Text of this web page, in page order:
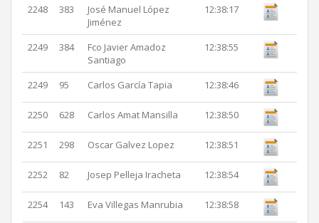
2248 383
José Manuel López
Jiménez
12:38:17
2249 384
Fco Javier Amadoz
Santiago
12:38:55
2249 95 Carlos García Tapia 12:38:46
2250 628 Carlos Amat Mansilla 12:38:50
2251 298 Oscar Galvez Lopez 12:38:51
2252 82 Josep Pelleja Iracheta 12:38:54
2254 143 Eva Villegas Manrubia 12:38:58